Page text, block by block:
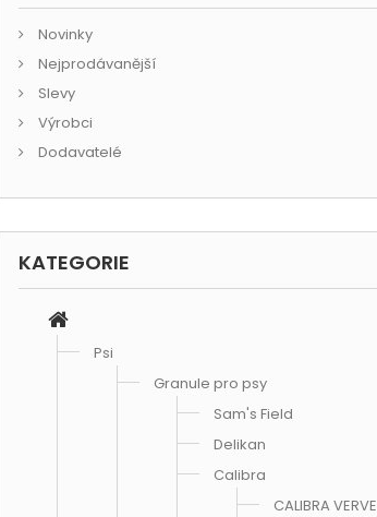
Novinky
Nejprodávanější
Slevy
Výrobci
Dodavatelé
KATEGORIE
Psi
Granule pro psy
Sam's Field
Delikan
Calibra
CALIBRA VERVE